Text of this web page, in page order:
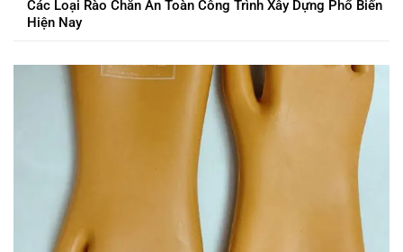
Các Loại Rào Chắn An Toàn Công Trình Xây Dựng Phổ Biến
Hiện Nay